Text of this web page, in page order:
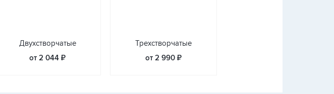
Двухстворчатые
от 2 044 ₽
Трехстворчатые
от 2 990 ₽